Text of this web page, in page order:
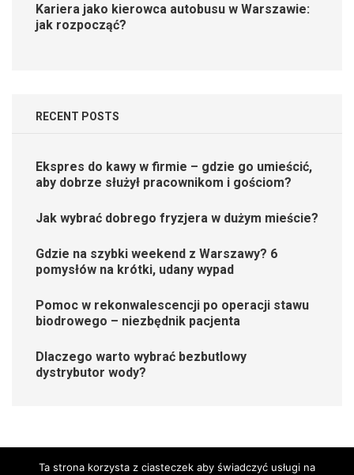
Kariera jako kierowca autobusu w Warszawie:
jak rozpocząć?
RECENT POSTS
Ekspres do kawy w firmie – gdzie go umieścić,
aby dobrze służył pracownikom i gościom?
Jak wybrać dobrego fryzjera w dużym mieście?
Gdzie na szybki weekend z Warszawy? 6
pomysłów na krótki, udany wypad
Pomoc w rekonwalescencji po operacji stawu
biodrowego – niezbędnik pacjenta
Dlaczego warto wybrać bezbutlowy
dystrybutor wody?
Ta strona korzysta z ciasteczek aby świadczyć usługi na